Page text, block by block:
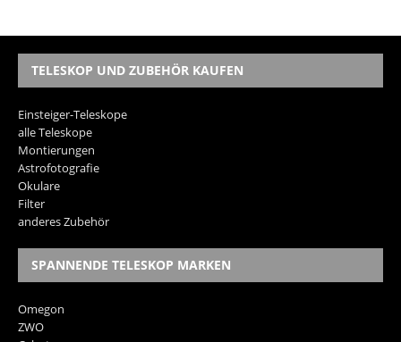
TELESKOP UND ZUBEHÖR KAUFEN
Einsteiger-Teleskope
alle Teleskope
Montierungen
Astrofotografie
Okulare
Filter
anderes Zubehör
SPANNENDE TELESKOP MARKEN
Omegon
ZWO